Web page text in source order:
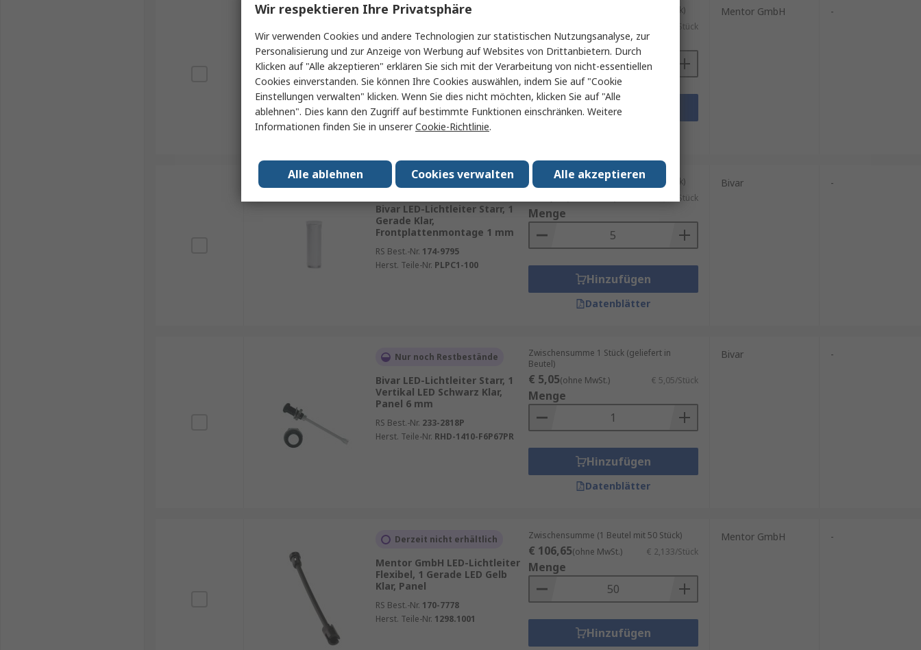
Auf Lager
Mentor GmbH LED-Lichtleiter
Starr, 1 Gerade LED Gelb Klar,
Frontplattenmontage
RS Best.-Nr.879-5857
Herst. Teile-Nr.1292.1400
Zwischensumme (1 Packung mit 5 Stück)
€ 2,794/Stück
Menge
Hinzufügen
Mentor GmbH -
Auf Lager
Bivar LED-Lichtleiter Starr, 1
Gerade Klar,
Frontplattenmontage 1 mm
RS Best.-Nr. 174-9795
Herst. Teile-Nr. PLPC1-100
Zwischensumme (1 Packung mit 5 Stück)
€ 2,04/Stück
Menge
Hinzufügen
Datenblätter
Bivar -
Nur noch Restbestände
Bivar LED-Lichtleiter Starr, 1
Vertikal LED Schwarz Klar,
Panel 6 mm
RS Best.-Nr. 233-2818P
Herst. Teile-Nr. RHD-1410-F6P67PR
Zwischensumme 1 Stück (geliefert in
Beutel)
€ 5,05(ohne MwSt.) € 5,05/Stück
Menge
Hinzufügen
Datenblätter
Bivar -
Derzeit nicht erhältlich
Mentor GmbH LED-Lichtleiter
Flexibel, 1 Gerade LED Gelb
Klar, Panel
RS Best.-Nr. 170-7778
Herst. Teile-Nr. 1298.1001
Zwischensumme (1 Beutel mit 50 Stück)
€ 106,65(ohne MwSt.) € 2,133/Stück
Menge
Hinzufügen
Mentor GmbH -
Wir respektieren Ihre Privatsphäre
Wir verwenden Cookies und andere Technologien zur statistischen Nutzungsanalyse, zur
Personalisierung und zur Anzeige von Werbung auf Websites von Drittanbietern. Durch
Klicken auf "Alle akzeptieren" erklären Sie sich mit der Verarbeitung von nicht-essentiellen
Cookies einverstanden. Sie können Ihre Cookies auswählen, indem Sie auf "Cookie
Einstellungen verwalten" klicken. Wenn Sie dies nicht möchten, klicken Sie auf "Alle
ablehnen". Dies kann den Zugriff auf bestimmte Funktionen einschränken. Weitere
Informationen finden Sie in unsererCookie-Richtlinie.
Alle akzeptieren
Cookies verwalten
Alle ablehnen